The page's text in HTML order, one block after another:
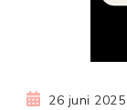
26 juni 2025